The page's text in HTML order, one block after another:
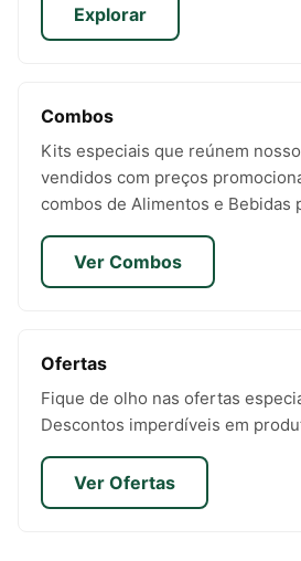
Explorar
Combos
Kits especiais que reúnem
vendidos com preços
combos de Alimentos e Bebidas
Ver Combos
Ofertas
Fique de olho nas ofertas
Descontos imperdíveis em
Ver Ofertas